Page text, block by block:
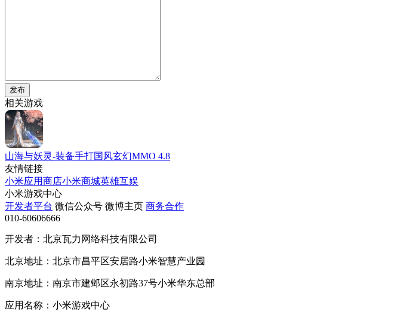
发布
相关游戏
山海与妖灵-装备手打国风玄幻MMO 4.8
友情链接
小米应用商店小米商城英雄互娱
小米游戏中心
开发者平台 微信公众号 微博主页 商务合作
010-60606666
开发者：北京瓦力网络科技有限公司
北京地址：北京市昌平区安居路小米智慧产业园
南京地址：南京市建邺区永初路37号小米华东总部
应用名称：小米游戏中心